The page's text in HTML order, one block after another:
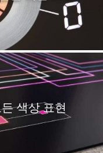
색상 표현